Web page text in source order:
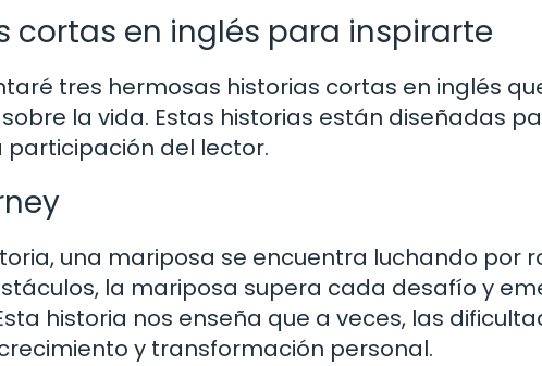
cortas en inglés para inspirarte
tres hermosas historias cortas en inglés
la vida. Estas historias están diseñadas
del lector.
una mariposa se encuentra luchando por
la mariposa supera cada desafío y
historia nos enseña que a veces, las
y transformación personal.